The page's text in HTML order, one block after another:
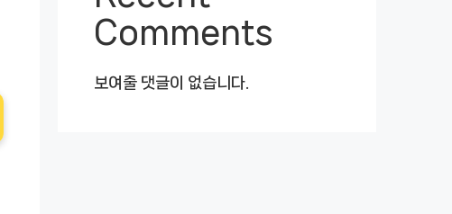
Comments
보여줄 댓글이 없습니다.